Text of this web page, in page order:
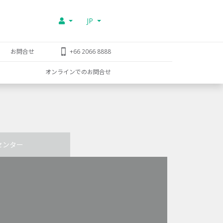
JP
お問合せ +66 2066 8888
オンラインでのお問合せ
ンター